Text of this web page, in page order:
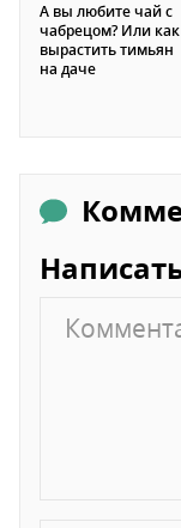
А вы любите чай с
чабрецом? Или как
вырастить тимьян
на даче